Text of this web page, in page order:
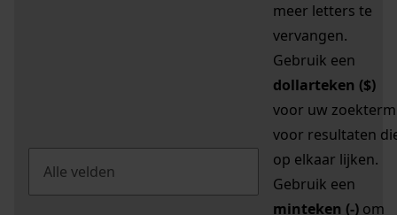
meer letters te
vervangen.
Gebruik een
dollarteken ($)
voor uw zoekterm
voor resultaten
op elkaar lijken.
Gebruik een
minteken (-) om